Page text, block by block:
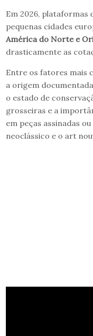
Em 2026, plataformas
pequenas cidades
América do Norte e
drasticamente as
Entre os fatores mais
a origem
o estado de
grosseiras e a
em peças assinadas
neoclássico e o art